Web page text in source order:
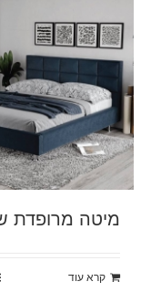
מיטה מרופדת
קרא עוד